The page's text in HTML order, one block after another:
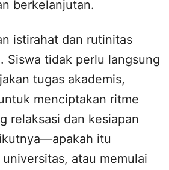
berkelanjutan.
istirahat dan rutinitas
Siswa tidak perlu langsung
tugas akademis,
menciptakan ritme
relaksasi dan kesiapan
itu
atau memulai